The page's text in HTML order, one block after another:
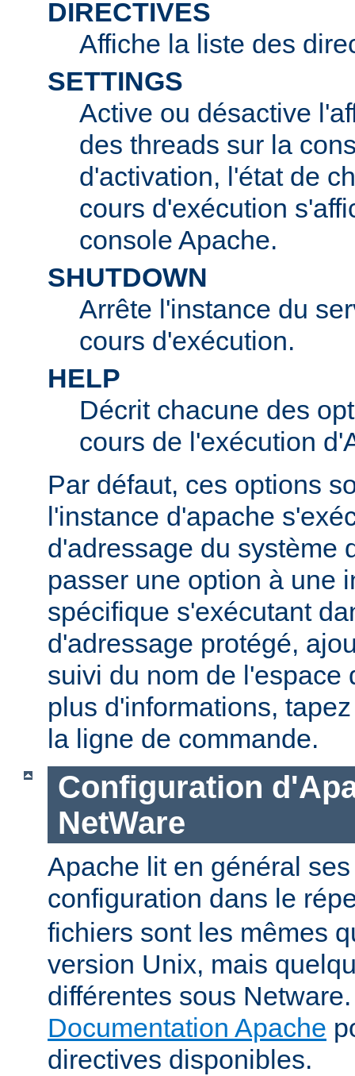
DIRECTIVES
Affiche la liste des
SETTINGS
Active ou désactive
des threads sur la
d'activation, l'état de
cours d'exécution
console Apache.
SHUTDOWN
Arrête l'instance du
cours d'exécution.
HELP
Décrit chacune des
cours de l'exécution
Par défaut, ces options
l'instance d'apache
d'adressage du système
passer une option à une
spécifique s'exécutant
d'adressage protégé,
suivi du nom de l'espace
plus d'informations,
la ligne de commande.
Configuration
NetWare
Apache lit en général
configuration dans le
fichiers sont les mêmes
version Unix, mais
différentes sous
Documentation Apache
directives disponibles.